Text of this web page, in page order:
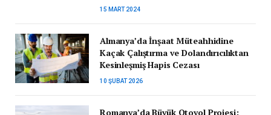
15 MART 2024
Almanya’da İnşaat Müteahhidine
Kaçak Çalıştırma ve Dolandırıcılıktan
Kesinleşmiş Hapis Cezası
10 ŞUBAT 2026
Romanya’da Büyük Otoyol Projesi: